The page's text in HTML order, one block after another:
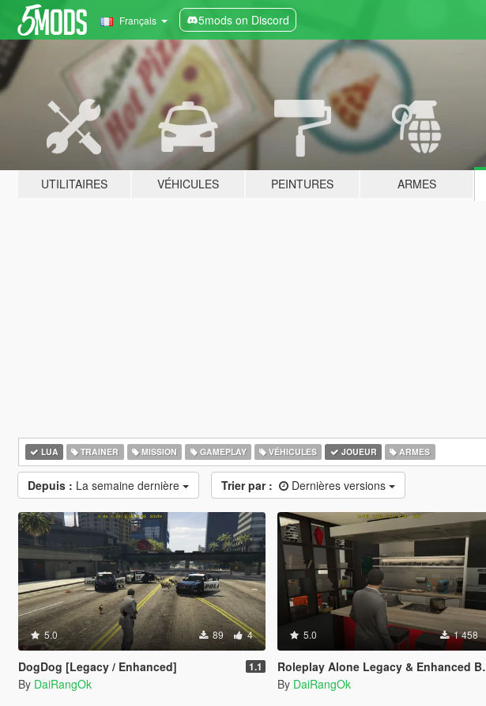
Français 5mods on Discord
UTILITAIRES VÉHICULES PEINTURES ARMES
LUA TRAINER MISSION GAMEPLAY VÉHICULES JOUEUR ARMES
Depuis : La semaine dernière Trier par : Dernières versions
5.0 89 4
DogDog [Legacy / Enhanced] 1.1
By DaiRangOk
5.0 1 458
Roleplay Alone Legacy & Enhanced BETA TEST
By DaiRangOk